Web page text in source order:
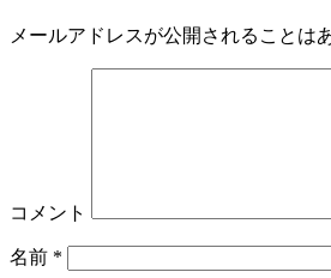
メールアドレスが公開されることは
コメント
名前 *